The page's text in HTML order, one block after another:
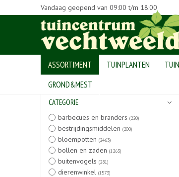
Home > Producten
Vandaag geopend van 09:00 t/m 18:00
ASSORTIMENT TUINPLANTEN
GROND&MEST
CATEGORIE
barbecues en branders (220)
bestrijdingsmiddelen (200)
bloempotten (2463)
bollen en zaden (1263)
buitenvogels (281)
dierenwinkel (1573)